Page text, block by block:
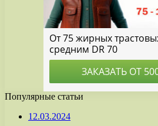
Популярные статьи
12.03.2024